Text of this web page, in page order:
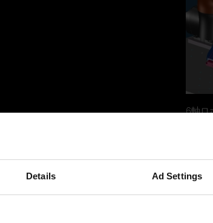
Details Ad Settings
6軸ロ
Tebisを用いて、直交座標系のマ
の段階から、ロボットの実際の